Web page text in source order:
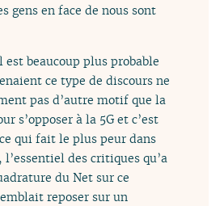
gens en face de nous sont
est beaucoup plus probable
ce type de discours ne
pas d’autre motif que la
s’opposer à la 5G et c’est
qui fait le plus peur dans
des critiques qu’a
du Net sur ce
reposer sur un